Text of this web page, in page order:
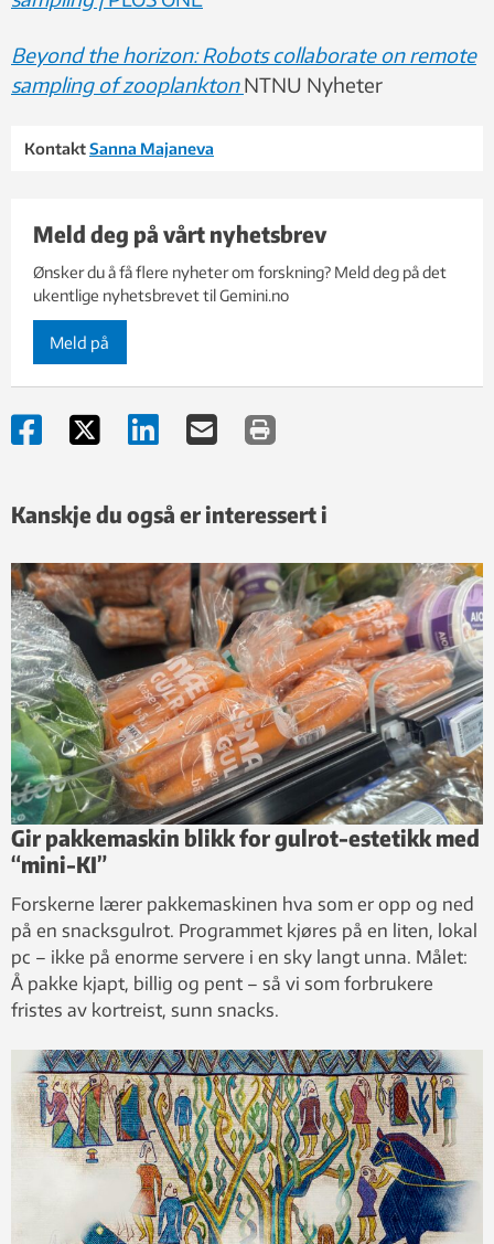
Beyond the horizon: Robots collaborate on remote
sampling of zooplanktonNTNU Nyheter
KontaktSanna Majaneva
Meld deg på vårt nyhetsbrev
Ønsker du å få flere nyheter om forskning? Meld deg på det
ukentlige nyhetsbrevet til Gemini.no
Meld på
Kanskje du også er interessert i
Gir pakkemaskin blikk for gulrot-estetikk med
“mini-KI”
Forskerne lærer pakkemaskinen hva som er opp og ned
på en snacksgulrot. Programmet kjøres på en liten, lokal
pc – ikke på enorme servere i en sky langt unna. Målet:
Å pakke kjapt, billig og pent – så vi som forbrukere
fristes av kortreist, sunn snacks.